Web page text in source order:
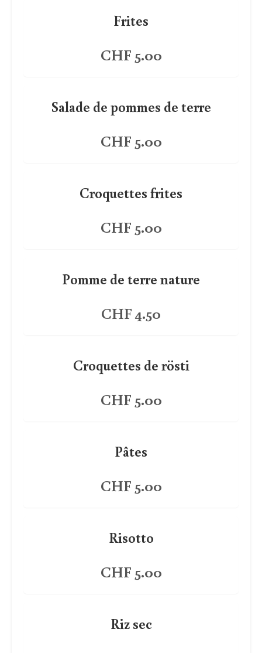
Frites
CHF 5.00
Salade de pommes de terre
CHF 5.00
Croquettes frites
CHF 5.00
Pomme de terre nature
CHF 4.50
Croquettes de rösti
CHF 5.00
Pâtes
CHF 5.00
Risotto
CHF 5.00
Riz sec